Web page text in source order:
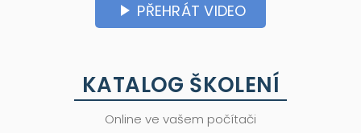
play_arrow PŘEHRÁT VIDEO
KATALOG ŠKOLENÍ
Online ve vašem počítači